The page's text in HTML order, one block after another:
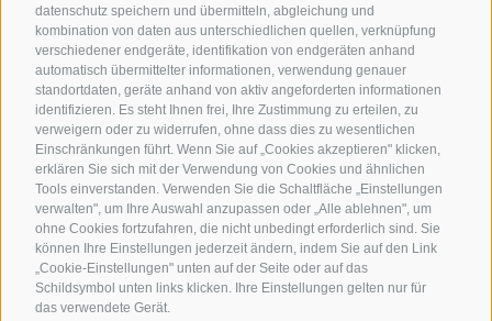
datenschutz speichern und übermitteln, abgleichung und
kombination von daten aus unterschiedlichen quellen, verknüpfung
verschiedener endgeräte, identifikation von endgeräten anhand
automatisch übermittelter informationen, verwendung genauer
standortdaten, geräte anhand von aktiv angeforderten informationen
identifizieren. Es steht Ihnen frei, Ihre Zustimmung zu erteilen, zu
verweigern oder zu widerrufen, ohne dass dies zu wesentlichen
Einschränkungen führt. Wenn Sie auf „Cookies akzeptieren" klicken,
erklären Sie sich mit der Verwendung von Cookies und ähnlichen
Tools einverstanden. Verwenden Sie die Schaltfläche „Einstellungen
verwalten", um Ihre Auswahl anzupassen oder „Alle ablehnen", um
ohne Cookies fortzufahren, die nicht unbedingt erforderlich sind. Sie
können Ihre Einstellungen jederzeit ändern, indem Sie auf den Link
„Cookie-Einstellungen" unten auf der Seite oder auf das
Schildsymbol unten links klicken. Ihre Einstellungen gelten nur für
das verwendete Gerät.